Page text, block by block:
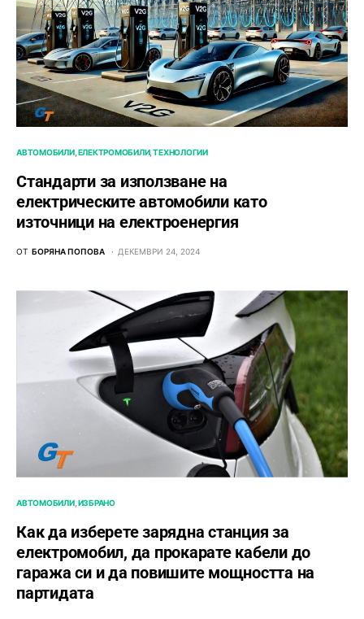
АВТОМОБИЛИ ЕЛЕКТРОМОБИЛИ ТЕХНОЛОГИИ
Стандарти за използване на
електрическите автомобили като
източници на електроенергия
ОТ БОРЯНА ПОПОВА ДЕКЕМВРИ 24, 2024
АВТОМОБИЛИ ИЗБРАНО
Как да изберете зарядна станция за
електромобил, да прокарате кабели до
гаража си и да повишите мощността на
партидата